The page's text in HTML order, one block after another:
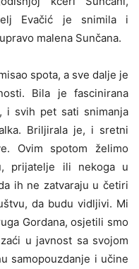
Evačić je snimila i
malena Sunčana.
spota, a sve dalje je
Bila je fascinirana
i svih pet sati snimanja
Briljirala je, i sretni
Ovim spotom želimo
prijatelje ili nekoga u
ih ne zatvaraju u četiri
da budu vidljivi. Mi
Gordana, osjetili smo
u javnost sa svojom
samopouzdanje i učine